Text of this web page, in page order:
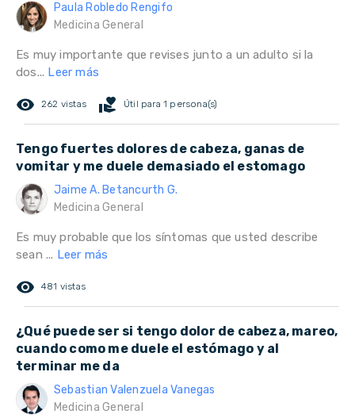
Paula Robledo Rengifo
Medicina General
Es muy importante que revises junto a un adulto si la
dos... Leer más
remove_red_eye 262 vistas volunteer_activism Útil para 1 persona(s)
Tengo fuertes dolores de cabeza, ganas de
vomitar y me duele demasiado el estomago
Jaime A. Betancurth G.
Medicina General
Es muy probable que los síntomas que usted describe
sean ... Leer más
remove_red_eye 481 vistas
¿Qué puede ser si tengo dolor de cabeza, mareo,
cuando como me duele el estómago y al
terminar me da
Sebastian Valenzuela Vanegas
Medicina General